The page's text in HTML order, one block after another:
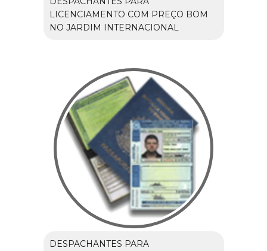
LICENCIAMENTO COM PREÇO BOM
NO JARDIM INTERNACIONAL
DESPACHANTES PARA